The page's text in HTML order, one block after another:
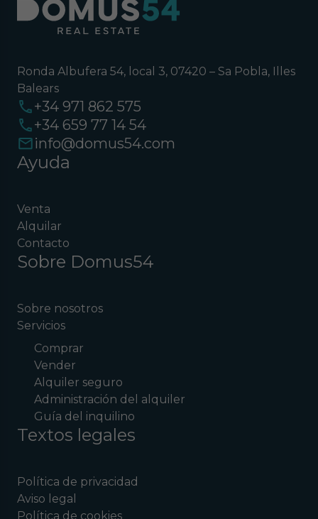
Ronda Albufera 54, local 3, 07420 – Sa Pobla, Illes
Balears
+34 971 862 575
+34 659 77 14 54
info@domus54.com
Ayuda
Venta
Alquilar
Contacto
Sobre Domus54
Sobre nosotros
Servicios
Comprar
Vender
Alquiler seguro
Administración del alquiler
Guía del inquilino
Textos legales
Política de privacidad
Aviso legal
Política de cookies